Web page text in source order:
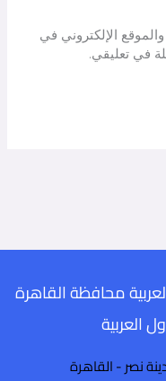
الإلكتروني في
في تعليقي.
محافظة القاهرة
العربية
نصر - القاهرة